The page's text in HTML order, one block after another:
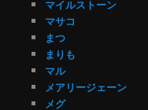
マイルストーン
マサコ
まつ
まりも
マル
メアリージェーン
メグ